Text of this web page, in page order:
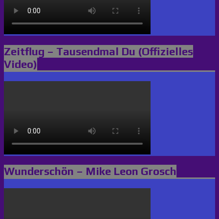
Zeitflug – Tausendmal Du (Offizielles
Video)
Wunderschön – Mike Leon Grosch